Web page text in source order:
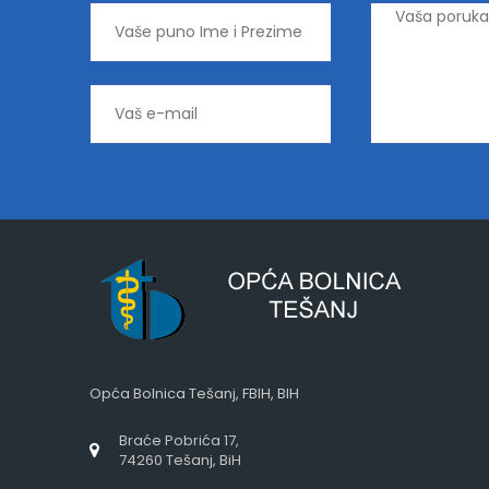
Opća Bolnica Tešanj, FBIH, BIH
Braće Pobrića 17,
74260 Tešanj, BiH